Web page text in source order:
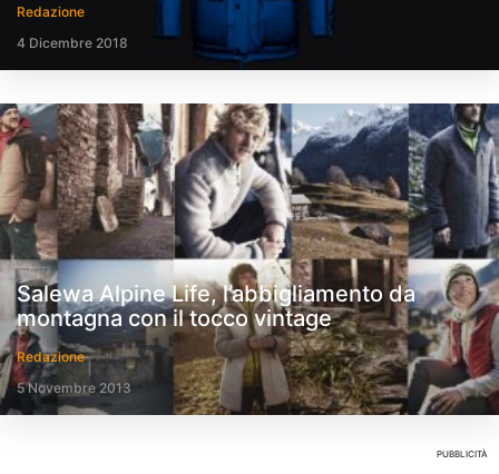
Redazione
4 Dicembre 2018
Salewa Alpine Life, l’abbigliamento da
montagna con il tocco vintage
Redazione
5 Novembre 2013
PUBBLICITÀ